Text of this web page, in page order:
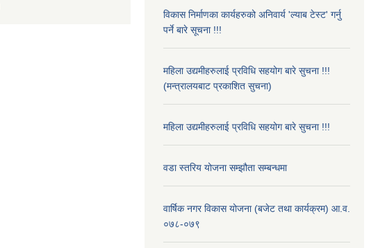
विकास निर्माणका कार्यहरुको अनिवार्य 'ल्याब टेस्ट' गर्नु
पर्ने बारे सूचना !!!
महिला उद्यमीहरुलाई प्रविधि सहयोग बारे सुचना !!!
(मन्त्रालयबाट प्रकाशित सुचना)
महिला उद्यमीहरुलाई प्रविधि सहयोग बारे सुचना !!!
वडा स्तरिय योजना सम्झौता सम्बन्धमा
वार्षिक नगर विकास योजना (बजेट तथा कार्यक्रम) आ.व.
०७८-०७९